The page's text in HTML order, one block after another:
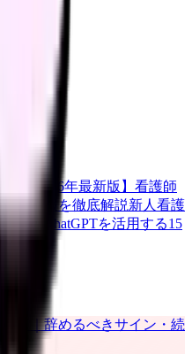
ン
【2026年最新版】 看護師
新情報を徹底解説新人看護
護師がChatGPTを活用する15